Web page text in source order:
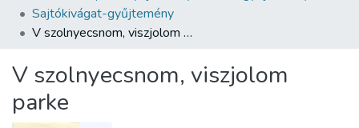
All of DSpace
About us
Sajtókivágat-gyűjtemény
V szolnyecsnom, viszjolom parke
V szolnyecsnom, viszjolom
parke